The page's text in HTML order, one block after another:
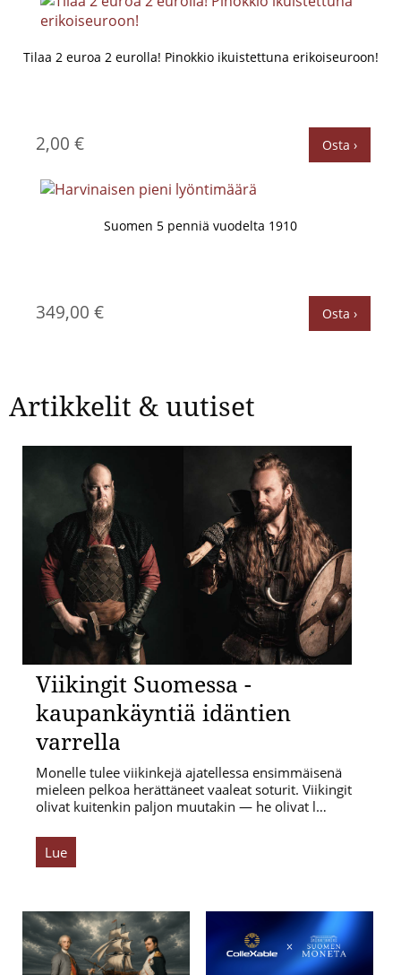
Tilaa 2 euroa 2 eurolla! Pinokkio ikuistettuna erikoiseuroon!
2,00 € Osta ›
Suomen 5 penniä vuodelta 1910
349,00 € Osta ›
Artikkelit & uutiset
Viikingit Suomessa -
kaupankäyntiä idäntien
varrella
Monelle tulee viikinkejä ajatellessa ensimmäisenä
mieleen pelkoa herättäneet vaaleat soturit. Viikingit
olivat kuitenkin paljon muutakin — he olivat l…
Lue